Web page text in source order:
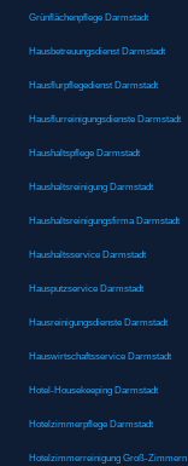
Grünflächenpflege Darmstadt
Hausbetreuungsdienst Darmstadt
Hausflurpflegedienst Darmstadt
Hausflurreinigungsdienste Darmstadt
Haushaltspflege Darmstadt
Haushaltsreinigung Darmstadt
Haushaltsreinigungsfirma Darmstadt
Haushaltsservice Darmstadt
Hausputzservice Darmstadt
Hausreinigungsdienste Darmstadt
Hauswirtschaftsservice Darmstadt
Hotel-Housekeeping Darmstadt
Hotelzimmerpflege Darmstadt
Hotelzimmerreinigung Groß-Zimmern